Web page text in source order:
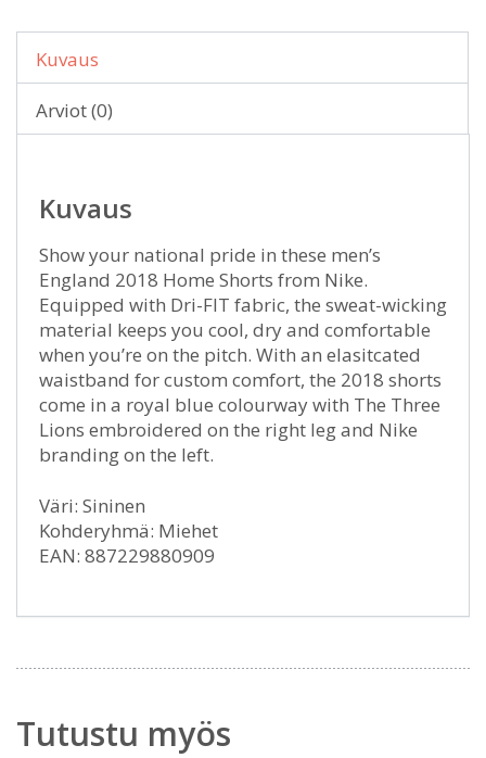
Kuvaus
Arviot (0)
Kuvaus
Show your national pride in these men’s
England 2018 Home Shorts from Nike.
Equipped with Dri-FIT fabric, the sweat-wicking
material keeps you cool, dry and comfortable
when you’re on the pitch. With an elasitcated
waistband for custom comfort, the 2018 shorts
come in a royal blue colourway with The Three
Lions embroidered on the right leg and Nike
branding on the left.
Väri: Sininen
Kohderyhmä: Miehet
EAN: 887229880909
Tutustu myös